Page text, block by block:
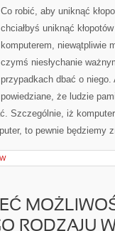
Co robić, aby uniknąć
chciałbyś uniknąć
komputerem, niewątpliwie
czymś niesłychanie
przypadkach dbać o niego.
powiedziane, że ludzie
Szczególnie, iż
to pewnie będziemy
RODZAJU